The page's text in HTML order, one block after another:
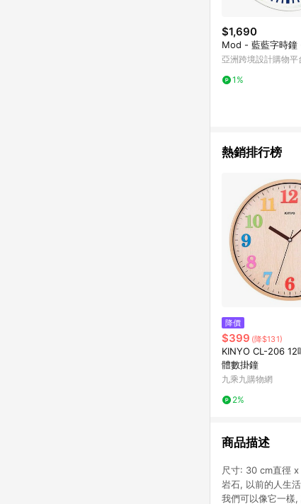
$1,690
Mod - 藍藍字時鐘
亞洲跨境設計購物平
1%
熱銷排行榜
降價
$399 (降$131)
KINYO CL-206 12
體數掛鐘
九乘九購物網
2%
商品描述
尺寸: 30 cm直徑
岩石, 以前的人生
我們可以像它一樣